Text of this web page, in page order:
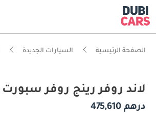
الصفحة الرئيسية السيارات الجديدة
لاند روفر رينج روفر سبورت 3.0T HSE Dynamic MHEV (360 ps) 2026
درهم 475,610